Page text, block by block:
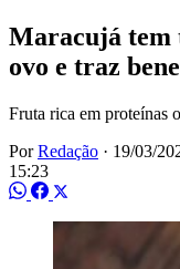
Maracujá tem
ovo e traz
Fruta rica em proteínas
PorRedação · 19/03/
15:23